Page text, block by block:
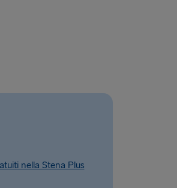
nella Stena Plus